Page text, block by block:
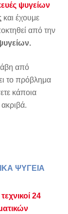
ψυγείων
και έχουμε
από την
από
το πρόβλημα
κάποια
ΨΥΓΕΙΑ
24